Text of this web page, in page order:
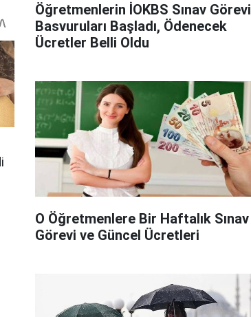
Öğretmenlerin İOKBS Sınav Görevi
Basvuruları Başladı, Ödenecek
Ücretler Belli Oldu
O Öğretmenlere Bir Haftalık Sınav
Görevi ve Güncel Ücretleri